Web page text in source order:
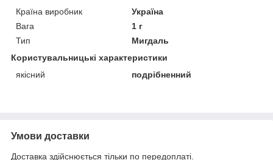
Країна виробник
Україна
Вага
1 г
Тип
Мигдаль
Користувальницькі характеристики
якісний
подрібненний
Умови доставки
Доставка здійснюється тільки по передоплаті.